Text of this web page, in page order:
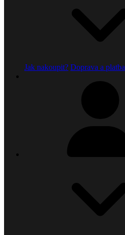
Jak nakoupit? Doprava a platba